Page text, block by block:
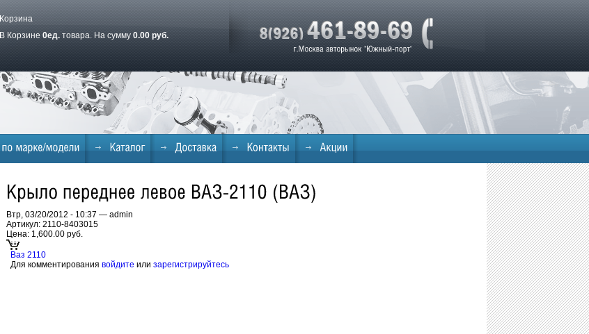
Корзина
В Корзине 0ед. товара. На сумму 0.00 руб.
Втр, 03/20/2012 - 10:37 — admin
Артикул: 2110-8403015
Цена: 1,600.00 руб.
Ваз 2110
Для комментирования войдите или зарегистрируйтесь